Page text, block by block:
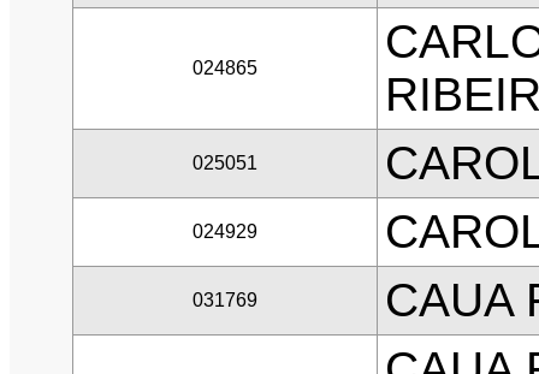
024865
025051
024929
031769 CAUA